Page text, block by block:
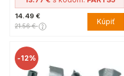
14.49 €
21.56 € Kúpiť
-12%